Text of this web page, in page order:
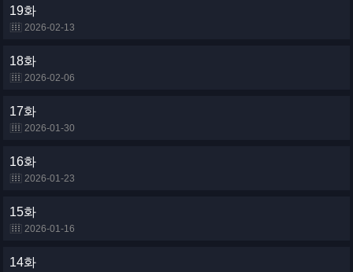
19화
2026-02-13
18화
2026-02-06
17화
2026-01-30
16화
2026-01-23
15화
2026-01-16
14화